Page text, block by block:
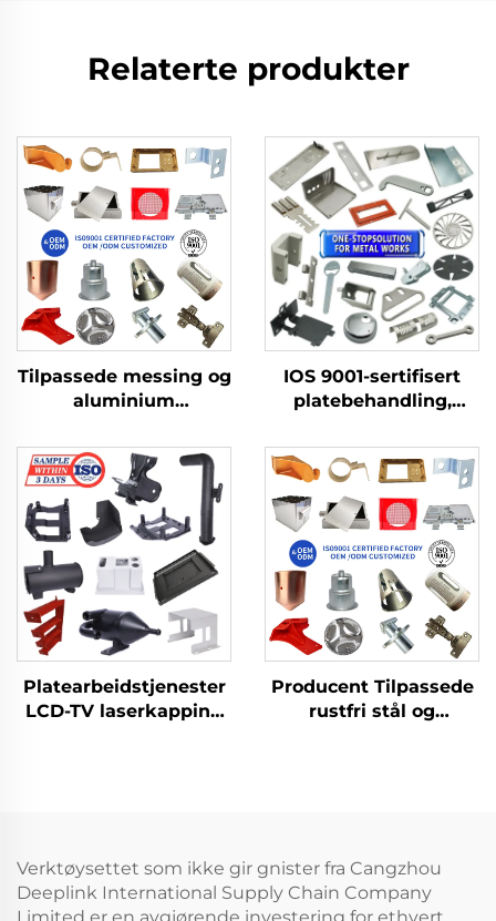
Relaterte produkter
Tilpassede messing og
aluminium
platearbeid for
dypstansede deler
IOS 9001-sertifisert
platebehandling,
Platearbeidstjenester
LCD-TV laserkapping
Producent Tilpassede
rustfri stål og
Verktøysettet som ikke gir gnister fra Cangzhou
Deeplink International Supply Chain Company